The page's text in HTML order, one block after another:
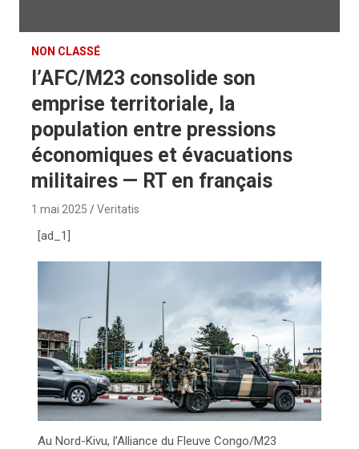
NON CLASSÉ
l’AFC/M23 consolide son
emprise territoriale, la
population entre pressions
économiques et évacuations
militaires — RT en français
1 mai 2025 Veritatis
[ad_1]
Au Nord-Kivu, l’Alliance du Fleuve Congo/M23